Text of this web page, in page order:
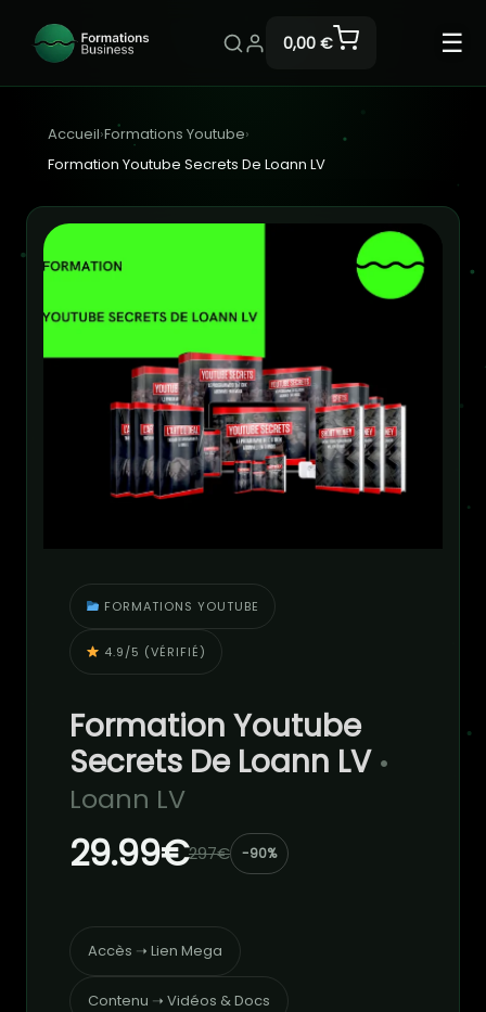
0,00 € ☰
Accueil›Formations Youtube›
Formation Youtube Secrets De Loann LV
FORMATIONS YOUTUBE
4.9/5 (VÉRIFIÉ)
Formation Youtube
Secrets De Loann LV •
Loann LV
29.99€297€ -90%
Accès ➝ Lien Mega
Contenu ➝ Vidéos & Docs